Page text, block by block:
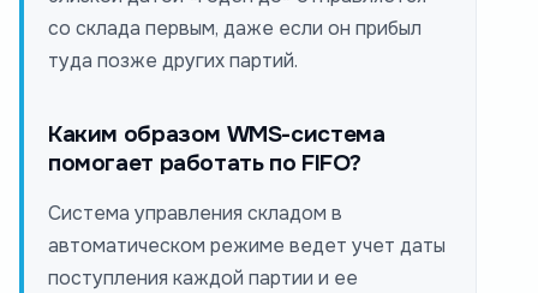
со склада первым, даже если он прибыл
туда позже других партий.
Каким образом WMS-система
помогает работать по FIFO?
Система управления складом в
автоматическом режиме ведет учет даты
поступления каждой партии и ее